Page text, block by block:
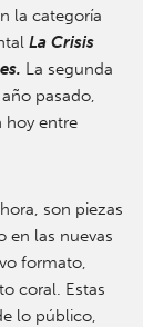
la categoría
La Crisis
La segunda
pasado,
hoy entre
son piezas
en las nuevas
formato,
coral. Estas
lo público,